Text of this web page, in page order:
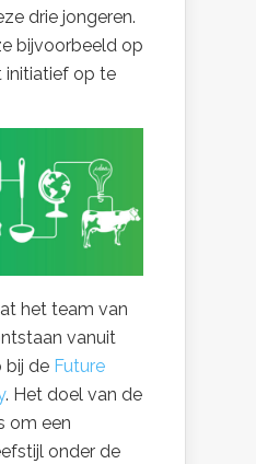
drie jongeren.
bijvoorbeeld op
initiatief op te
het team van
vanuit
bij de Future
. Het doel van de
om een
onder de